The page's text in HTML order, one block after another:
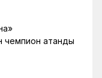
чемпион атанды